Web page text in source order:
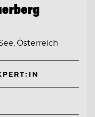
Österreich